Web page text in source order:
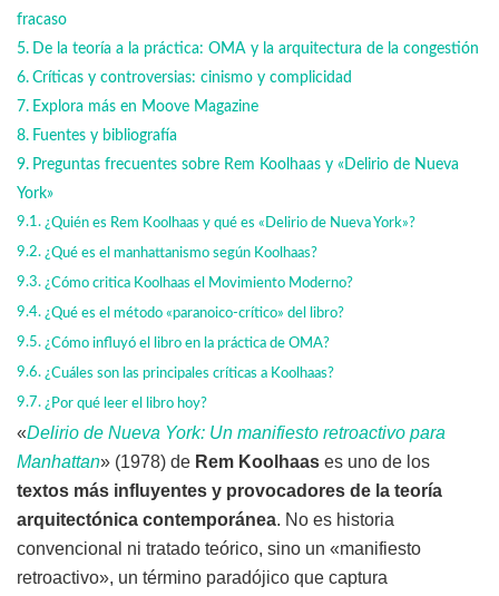
fracaso
De la teoría a la práctica: OMA y la arquitectura de la congestión
Críticas y controversias: cinismo y complicidad
Explora más en Moove Magazine
Fuentes y bibliografía
Preguntas frecuentes sobre Rem Koolhaas y «Delirio de Nueva
York»
¿Quién es Rem Koolhaas y qué es «Delirio de Nueva York»?
¿Qué es el manhattanismo según Koolhaas?
¿Cómo critica Koolhaas el Movimiento Moderno?
¿Qué es el método «paranoico-crítico» del libro?
¿Cómo influyó el libro en la práctica de OMA?
¿Cuáles son las principales críticas a Koolhaas?
¿Por qué leer el libro hoy?
«Delirio de Nueva York: Un manifiesto retroactivo para
Manhattan» (1978) de Rem Koolhaas es uno de los
textos más influyentes y provocadores de la teoría
arquitectónica contemporánea. No es historia
convencional ni tratado teórico, sino un «manifiesto
retroactivo», un término paradójico que captura